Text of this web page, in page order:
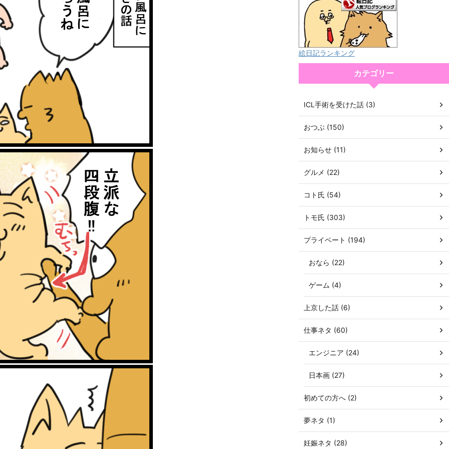
絵日記ランキング
カテゴリー
ICL手術を受けた話 (3)
おつぶ (150)
お知らせ (11)
グルメ (22)
コト氏 (54)
トモ氏 (303)
プライベート (194)
おなら (22)
ゲーム (4)
上京した話 (6)
仕事ネタ (60)
エンジニア (24)
日本画 (27)
初めての方へ (2)
夢ネタ (1)
妊娠ネタ (28)